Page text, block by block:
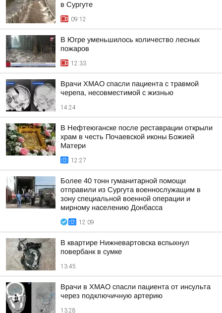
в Сургуте
09:12
В Югре уменьшилось количество лесных
пожаров
12:33
Врачи ХМАО спасли пациента с травмой
черепа, несовместимой с жизнью
14:24
В Нефтеюганске после реставрации открыли
храм в честь Почаевской иконы Божией
Матери
12:27
Более 40 тонн гуманитарной помощи
отправили из Сургута военнослужащим в
зону специальной военной операции и
мирному населению Донбасса
12:09
В квартире Нижневартовска вспыхнул
повербанк в сумке
13:45
Врачи в ХМАО спасли пациента от инсульта
через подключичную артерию
13:28